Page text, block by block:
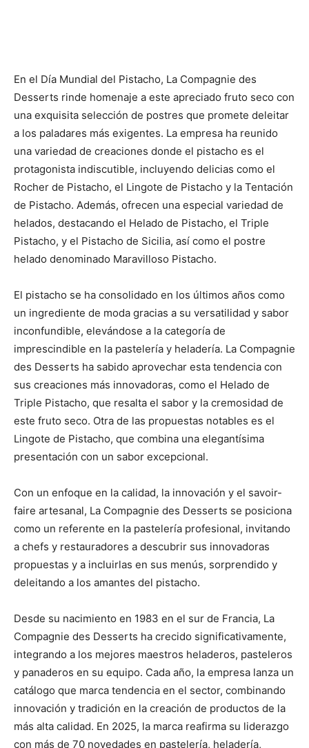
En el Día Mundial del Pistacho, La Compagnie des
Desserts rinde homenaje a este apreciado fruto seco con
una exquisita selección de postres que promete deleitar
a los paladares más exigentes. La empresa ha reunido
una variedad de creaciones donde el pistacho es el
protagonista indiscutible, incluyendo delicias como el
Rocher de Pistacho, el Lingote de Pistacho y la Tentación
de Pistacho. Además, ofrecen una especial variedad de
helados, destacando el Helado de Pistacho, el Triple
Pistacho, y el Pistacho de Sicilia, así como el postre
helado denominado Maravilloso Pistacho.
El pistacho se ha consolidado en los últimos años como
un ingrediente de moda gracias a su versatilidad y sabor
inconfundible, elevándose a la categoría de
imprescindible en la pastelería y heladería. La Compagnie
des Desserts ha sabido aprovechar esta tendencia con
sus creaciones más innovadoras, como el Helado de
Triple Pistacho, que resalta el sabor y la cremosidad de
este fruto seco. Otra de las propuestas notables es el
Lingote de Pistacho, que combina una elegantísima
presentación con un sabor excepcional.
Con un enfoque en la calidad, la innovación y el savoir-
faire artesanal, La Compagnie des Desserts se posiciona
como un referente en la pastelería profesional, invitando
a chefs y restauradores a descubrir sus innovadoras
propuestas y a incluirlas en sus menús, sorprendido y
deleitando a los amantes del pistacho.
Desde su nacimiento en 1983 en el sur de Francia, La
Compagnie des Desserts ha crecido significativamente,
integrando a los mejores maestros heladeros, pasteleros
y panaderos en su equipo. Cada año, la empresa lanza un
catálogo que marca tendencia en el sector, combinando
innovación y tradición en la creación de productos de la
más alta calidad. En 2025, la marca reafirma su liderazgo
con más de 70 novedades en pastelería, heladería,